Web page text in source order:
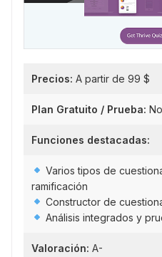
Precios: A partir de 99 $
Plan Gratuito / Prueba: No
Funciones destacadas:
Varios tipos de
ramificación
Constructor de
Análisis integrados y
Valoración: A-